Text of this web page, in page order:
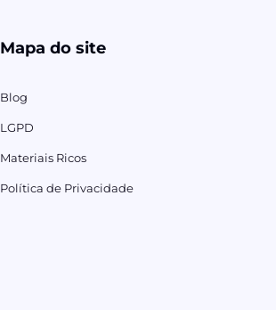
Mapa do site
Blog
LGPD
Materiais Ricos
Política de Privacidade